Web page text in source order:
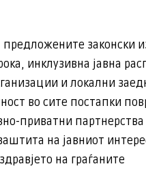
законски
инклузивна јавна
и локални
во сите постапки
приватни партнерства
на јавниот
на граѓаните